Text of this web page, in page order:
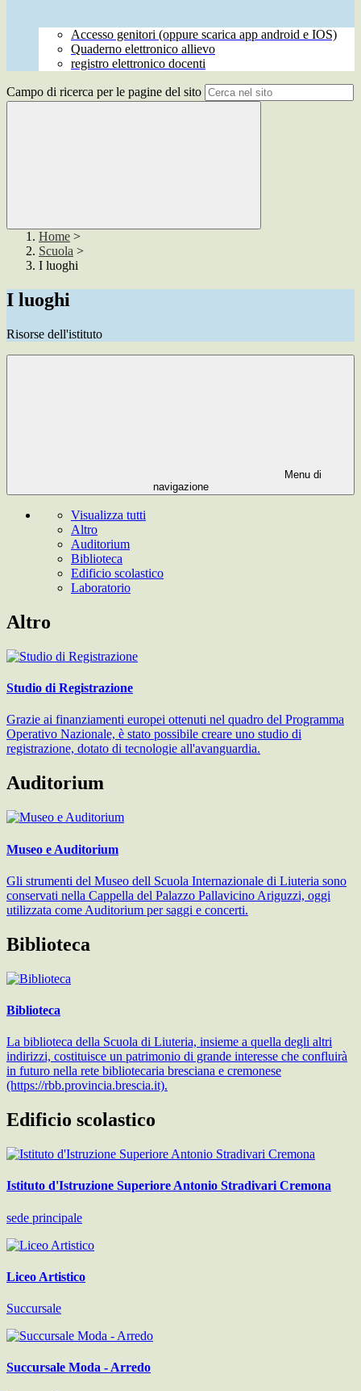
Accesso genitori (oppure scarica app android e IOS)
Quaderno elettronico allievo
registro elettronico docenti
Campo di ricerca per le pagine del sito
Home >
Scuola >
I luoghi
I luoghi
Risorse dell'istituto
Menu di
navigazione
Visualizza tutti
Altro
Auditorium
Biblioteca
Edificio scolastico
Laboratorio
Altro
Studio di Registrazione
Grazie ai finanziamenti europei ottenuti nel quadro del Programma
Operativo Nazionale, è stato possibile creare uno studio di
registrazione, dotato di tecnologie all'avanguardia.
Auditorium
Museo e Auditorium
Gli strumenti del Museo dell Scuola Internazionale di Liuteria sono
conservati nella Cappella del Palazzo Pallavicino Ariguzzi, oggi
utilizzata come Auditorium per saggi e concerti.
Biblioteca
Biblioteca
La biblioteca della Scuola di Liuteria, insieme a quella degli altri
indirizzi, costituisce un patrimonio di grande interesse che confluirà
in futuro nella rete bibliotecaria bresciana e cremonese
(https://rbb.provincia.brescia.it).
Edificio scolastico
Istituto d'Istruzione Superiore Antonio Stradivari Cremona
sede principale
Liceo Artistico
Succursale
Succursale Moda - Arredo